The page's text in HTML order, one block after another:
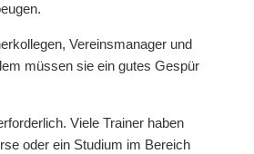
Vereinsmanager und
müssen sie ein gutes Gespür
Viele Trainer haben
oder ein Studium im Bereich